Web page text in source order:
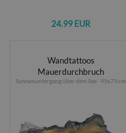
24.99 EUR
Wandtattoos
Mauerdurchbruch
Sonnenuntergang über dem See - 95x73 cm